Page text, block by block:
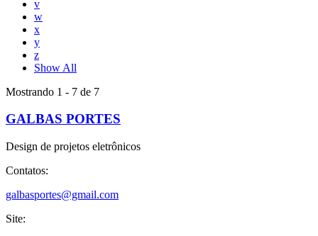
v
w
x
y
z
Show All
Mostrando 1 - 7 de 7
GALBAS PORTES
Design de projetos eletrônicos
Contatos:
galbasportes@gmail.com
Site: